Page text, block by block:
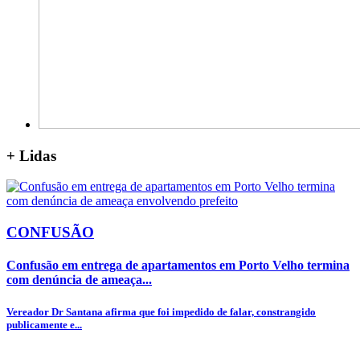
+ Lidas
CONFUSÃO
Confusão em entrega de apartamentos em Porto Velho termina
com denúncia de ameaça...
Vereador Dr Santana afirma que foi impedido de falar, constrangido
publicamente e...